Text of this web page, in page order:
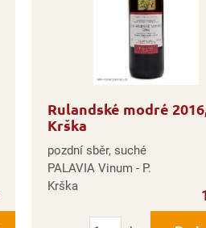
Rulandské modré
Krška
pozdní sběr, suché
PALAVIA Vinum - P.
Krška
Počet